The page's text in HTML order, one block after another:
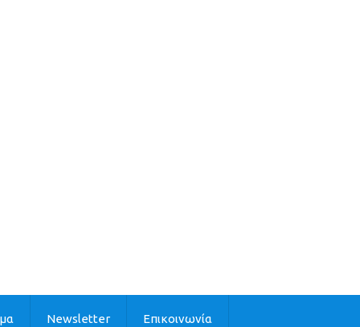
Newsletter Επικοινωνία